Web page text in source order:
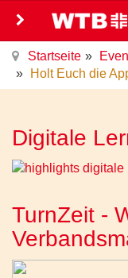
Startseite
Holt Euch die
Digitale
TurnZeit -